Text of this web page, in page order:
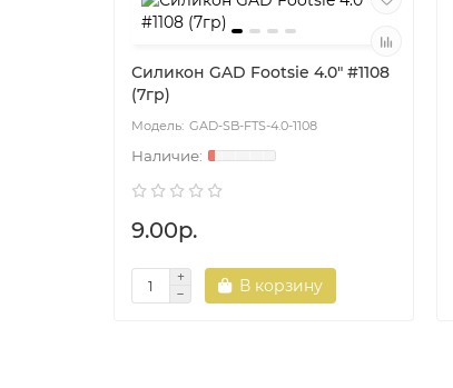
Силикон GAD Footsie 4.0" #1108
(7гр)
GAD-SB-FTS-4.0-1108
9.00р.
В корзину